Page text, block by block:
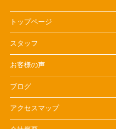
トップページ
スタッフ
お客様の声
ブログ
アクセスマップ